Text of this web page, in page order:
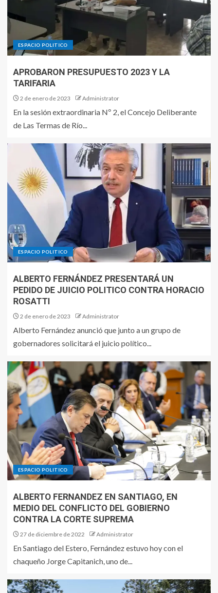
ESPACIO POLITICO
APROBARON PRESUPUESTO 2023 Y LA
TARIFARIA
2 de enero de 2023 Administrator
En la sesión extraordinaria Nº 2, el Concejo Deliberante
de Las Termas de Río...
ESPACIO POLITICO
ALBERTO FERNÁNDEZ PRESENTARÁ UN
PEDIDO DE JUICIO POLITICO CONTRA HORACIO
ROSATTI
2 de enero de 2023 Administrator
Alberto Fernández anunció que junto a un grupo de
gobernadores solicitará el juicio político...
ESPACIO POLITICO
ALBERTO FERNANDEZ EN SANTIAGO, EN
MEDIO DEL CONFLICTO DEL GOBIERNO
CONTRA LA CORTE SUPREMA
27 de diciembre de 2022 Administrator
En Santiago del Estero, Fernández estuvo hoy con el
chaqueño Jorge Capitanich, uno de...